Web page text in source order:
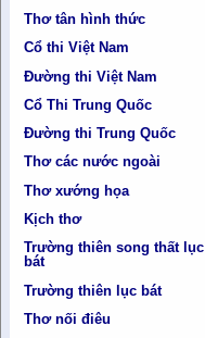
Thơ tân hình thức
Cổ thi Việt Nam
Đường thi Việt Nam
Cổ Thi Trung Quốc
Đường thi Trung Quốc
Thơ các nước ngoài
Thơ xướng họa
Kịch thơ
Trường thiên song thất lục
bát
Trường thiên lục bát
Thơ nối điêu